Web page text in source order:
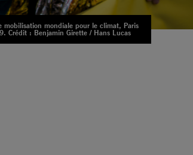
mobilisation mondiale pour le climat, Paris
Crédit : Benjamin Girette / Hans Lucas